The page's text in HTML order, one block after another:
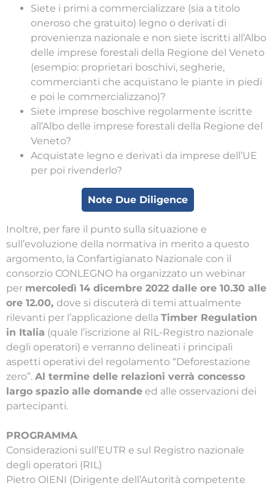
Siete i primi a commercializzare (sia a titolo
oneroso che gratuito) legno o derivati di
provenienza nazionale e non siete iscritti all’Albo
delle imprese forestali della Regione del Veneto
(esempio: proprietari boschivi, segherie,
commercianti che acquistano le piante in piedi
e poi le commercializzano)?
Siete imprese boschive regolarmente iscritte
all’Albo delle imprese forestali della Regione del
Veneto?
Acquistate legno e derivati da imprese dell’UE
per poi rivenderlo?
Note Due Diligence
Inoltre, per fare il punto sulla situazione e
sull’evoluzione della normativa in merito a questo
argomento, la Confartigianato Nazionale con il
consorzio CONLEGNO ha organizzato un webinar
per mercoledì 14 dicembre 2022 dalle ore 10.30 alle
ore 12.00, dove si discuterà di temi attualmente
rilevanti per l’applicazione della Timber Regulation
in Italia (quale l’iscrizione al RIL-Registro nazionale
degli operatori) e verranno delineati i principali
aspetti operativi del regolamento “Deforestazione
zero”. Al termine delle relazioni verrà concesso
largo spazio alle domande ed alle osservazioni dei
partecipanti.
PROGRAMMA
Considerazioni sull’EUTR e sul Registro nazionale
degli operatori (RIL)
Pietro OIENI (Dirigente dell’Autorità competente